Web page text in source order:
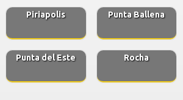
Piriapolis Punta Ballena
Punta del Este Rocha